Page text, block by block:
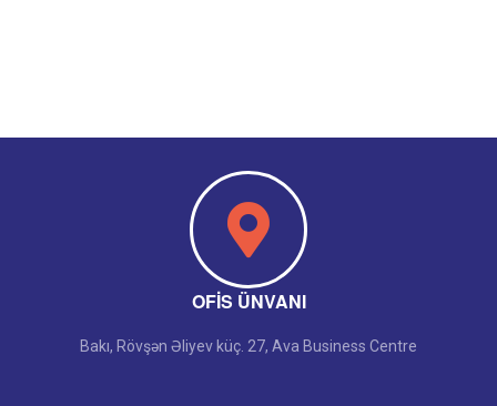
OFIS ÜNVANI
Bakı, Rövşən Əliyev küç. 27, Ava Business Centre